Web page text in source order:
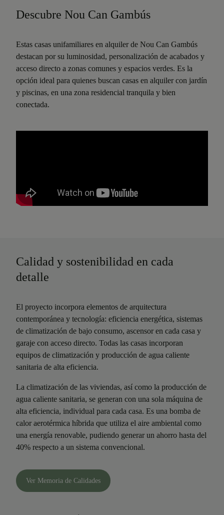
Descubre Nou Can Gambús
Estas casas unifamiliares en alquiler de Nou Can Gambús
destacan por su luminosidad, personalización de acabados y
acceso directo a zonas comunes y espacios verdes. Es la
opción ideal para quienes buscan casas en alquiler con jardín
y piscinas, en una zona residencial tranquila y bien
conectada.
Calidad y sostenibilidad en cada
detalle
El proyecto incorpora elementos de arquitectura
contemporánea y tecnología: eficiencia energética, sistemas
de climatización de bajo consumo, ascensor en cada casa y
garaje con acceso directo. Todas las casas incorporan
equipos de climatización y producción de agua caliente
sanitaria de alta eficiencia.
La climatización de las viviendas, así como la producción de
agua caliente sanitaria, se generan con una sola máquina de
alta eficiencia, individual para cada casa. Es una bomba de
calor aerotérmica híbrida que utiliza el aire ambiental como
una energía renovable, pudiendo generar un ahorro hasta del
40% respecto a un sistema convencional.
Ver Memoria de Calidades